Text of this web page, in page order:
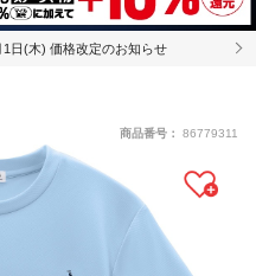
日(木) 価格改定のお知らせ
商品番号： 86779311